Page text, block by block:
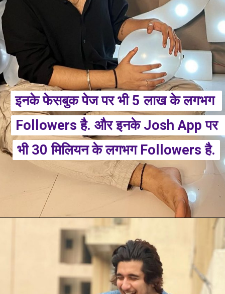
इनके फेसबुक पेज पर भी 5 लाख के लगभग
Followers है. और इनके Josh App पर
भी 30 मिलियन के लगभग Followers है.
इनके फेसबुक पेज पर भी 5 लाख के लगभग
Followers है. और इनके Josh App पर
भी 30 मिलियन के लगभग Followers है.